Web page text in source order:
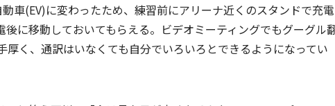
車(EV)に変わったため、練習前にアリーナ近くのスタンドで充電
に移動しておいてもらえる。ビデオミーティングでもグーグル
く、通訳はいなくても自分でいろいろとできるようになってい